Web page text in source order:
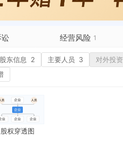
经营风险 1
或有债务债权
股东信息 2 主要人员 3 对外投资
股权穿透图